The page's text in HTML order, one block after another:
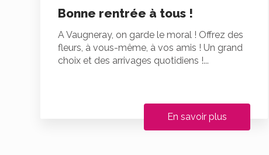
Bonne rentrée à tous !
A Vaugneray, on garde le moral ! Offrez des
fleurs, à vous-même, à vos amis ! Un grand
choix et des arrivages quotidiens !...
En savoir plus